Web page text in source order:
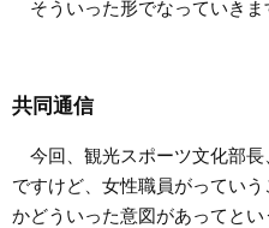
そういった形でなっていきま
共同通信
今回、観光スポーツ文化部長
ですけど、女性職員がってい
かどういった意図があってと